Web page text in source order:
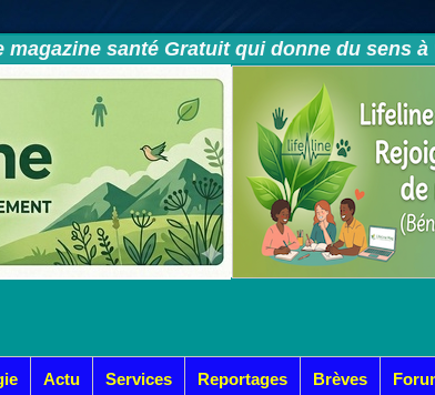
santé Gratuit qui donne du sens
Actu Services Reportages Brèves